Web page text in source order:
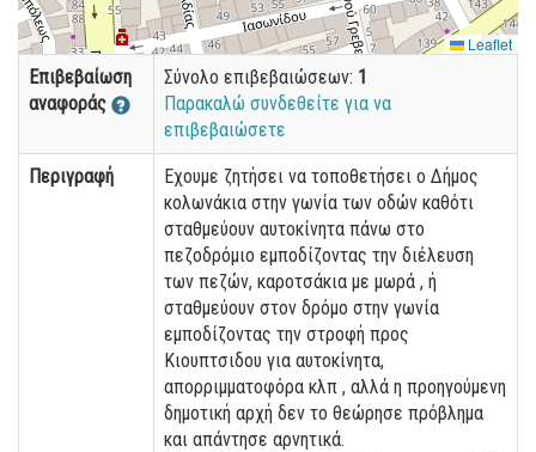
Leaflet
Επιβεβαίωση
αναφοράς
Σύνολο επιβεβαιώσεων: 1
Παρακαλώ συνδεθείτε για να
επιβεβαιώσετε
Περιγραφή
Εχουμε ζητήσει να τοποθετήσει ο Δήμος
κολωνάκια στην γωνία των οδών καθότι
σταθμεύουν αυτοκίνητα πάνω στο
πεζοδρόμιο εμποδίζοντας την διέλευση
των πεζών, καροτσάκια με μωρά , ή
σταθμεύουν στον δρόμο στην γωνία
εμποδίζοντας την στροφή προς
Κιουπτσιδου για αυτοκίνητα,
απορριμματοφόρα κλπ , αλλά η προηγούμενη
δημοτική αρχή δεν το θεώρησε πρόβλημα
και απάντησε αρνητικά.